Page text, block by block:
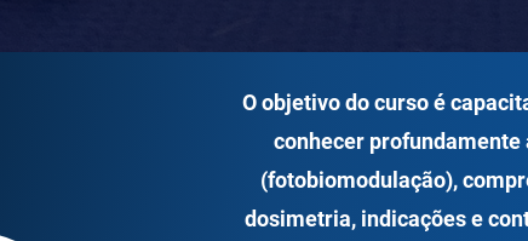
O objetivo do curso é
conhecer
(fotobiomodulação),
dosimetria, indicações e